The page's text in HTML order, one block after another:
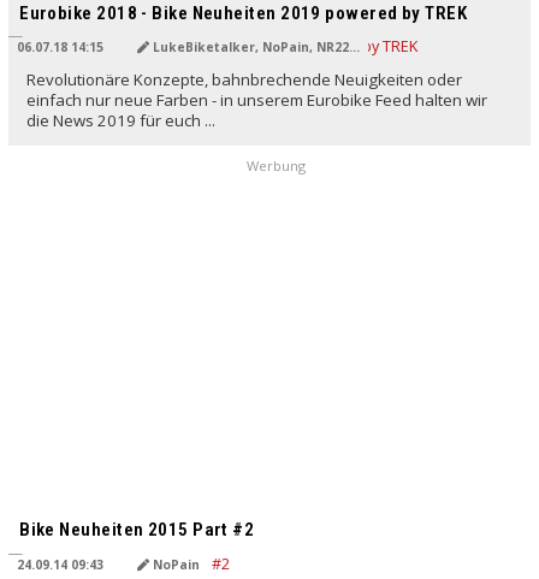
Eurobike 2018 - Bike Neuheiten 2019 powered by TREK
06.07.18 14:15 LukeBiketalker, NoPain, NR22, Rich:Art
Revolutionäre Konzepte, bahnbrechende Neuigkeiten oder
einfach nur neue Farben - in unserem Eurobike Feed halten wir
die News 2019 für euch ...
Werbung
Bike Neuheiten 2015 Part #2
24.09.14 09:43 NoPain